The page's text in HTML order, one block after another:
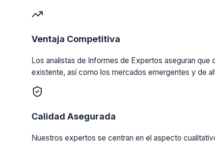
Ventaja Competitiva
Los analistas de Informes de Expertos aseguran
existente, así como los mercados emergentes y de
Calidad Asegurada
Nuestros expertos se centran en el aspecto